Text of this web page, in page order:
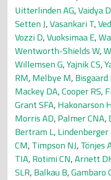
Uitterlinden AG,Vaidya D
Setten J,Vasankari T,
Vozzi D,Vuoksimaa E,
Wentworth-Shields W,
Willemsen G,Yajnik CS,
RM, Melbye M, Bisgaard
Mackey DA,Cooper RS,
Grant SFA, Hakonarson
Morris AD, Palmer CNA,
Bertram L, Lindenberger
CM, Timpson NJ, Tönjes
TIA, Rotimi CN,Arnett
SLR, Balkau B,Gambaro